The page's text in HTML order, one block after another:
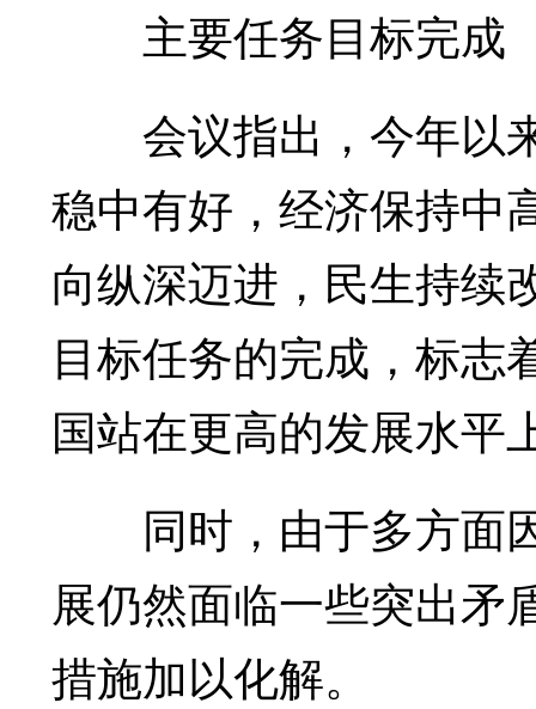
主要任务目标完成
会议指出，今年以
稳中有好，经济保持中
向纵深迈进，民生持续
目标任务的完成，标志
国站在更高的发展水平
同时，由于多方面
展仍然面临一些突出矛
措施加以化解。